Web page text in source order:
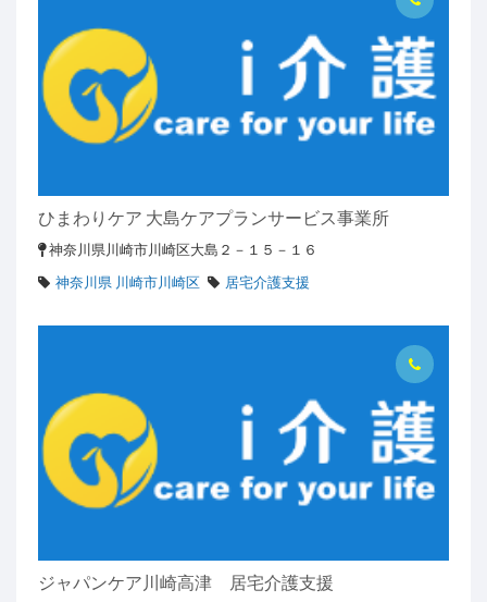
ひまわりケア 大島ケアプランサービス事業所
神奈川県川崎市川崎区大島２－１５－１６
神奈川県 川崎市川崎区
居宅介護支援
ジャパンケア川崎高津 居宅介護支援